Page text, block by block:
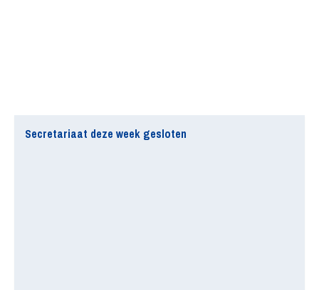
Secretariaat deze week gesloten